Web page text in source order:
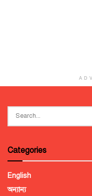
Categories
English
অন্যান্য